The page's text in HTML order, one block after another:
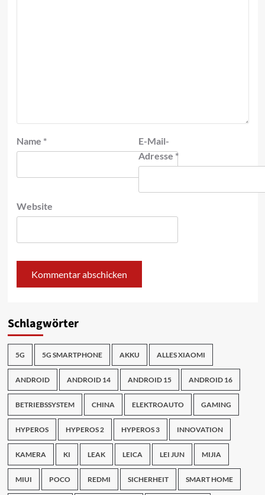
Name *
E-Mail-
Adresse*
Website
Schlagwörter
5G 5G SMARTPHONE AKKU ALLES XIAOMI
ANDROID ANDROID 14 ANDROID 15 ANDROID 16
BETRIEBSSYSTEM CHINA ELEKTROAUTO GAMING
HYPEROS HYPEROS 2 HYPEROS 3 INNOVATION
KAMERA KI LEAK LEICA LEI JUN MIJIA
MIUI POCO REDMI SICHERHEIT SMART HOME